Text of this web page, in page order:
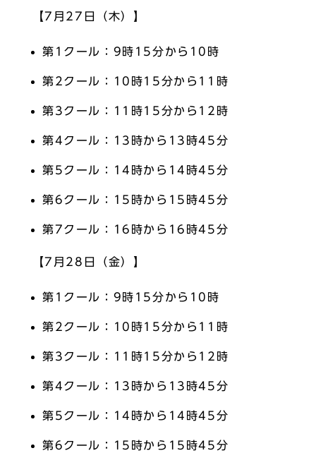
【7月27日（木）】
第1クール：9時15分から10時
第2クール：10時15分から11時
第3クール：11時15分から12時
第4クール：13時から13時45分
第5クール：14時から14時45分
第6クール：15時から15時45分
第7クール：16時から16時45分
【7月28日（金）】
第1クール：9時15分から10時
第2クール：10時15分から11時
第3クール：11時15分から12時
第4クール：13時から13時45分
第5クール：14時から14時45分
第6クール：15時から15時45分